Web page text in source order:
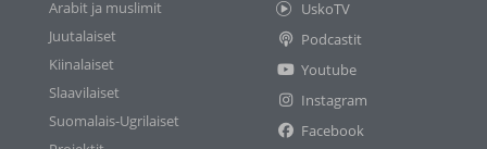
Arabit ja muslimit
Juutalaiset
Kiinalaiset
Slaavilaiset
Suomalais-Ugrilaiset
UskoTV
Podcastit
Youtube
Instagram
Facebook